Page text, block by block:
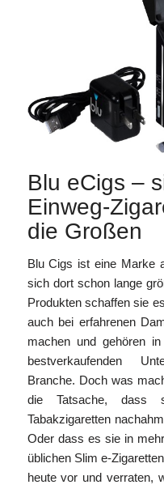
Blu eCigs –
Einweg-
die Großen
Blu Cigs ist eine Marke
sich dort schon lange
Produkten schaffen sie
auch bei erfahrenen
machen und gehören
bestverkaufenden
Branche. Doch was
die Tatsache,
Tabakzigaretten
Oder dass es sie in
üblichen Slim e-
heute vor und verraten,